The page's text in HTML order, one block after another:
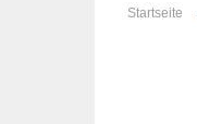
Startseite